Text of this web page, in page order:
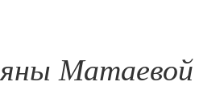
Матаевой